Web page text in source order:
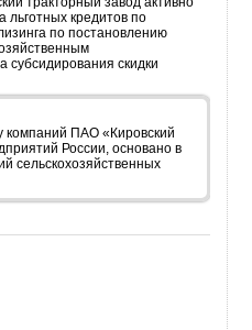
льготных кредитов по
по постановлению
субсидирования скидки
компаний ПАО «Кировский
России, основано в
сельскохозяйственных